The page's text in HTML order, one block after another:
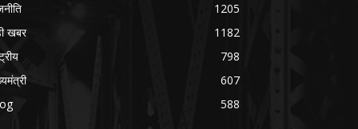
1205
खबर
1182
798
607
588